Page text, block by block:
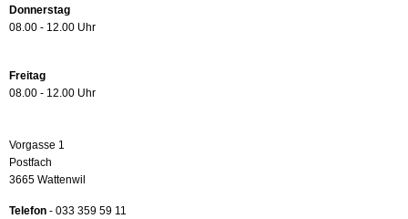
Donnerstag
08.00 - 12.00 Uhr
Freitag
08.00 - 12.00 Uhr
Vorgasse 1
Postfach
3665 Wattenwil
Telefon - 033 359 59 11